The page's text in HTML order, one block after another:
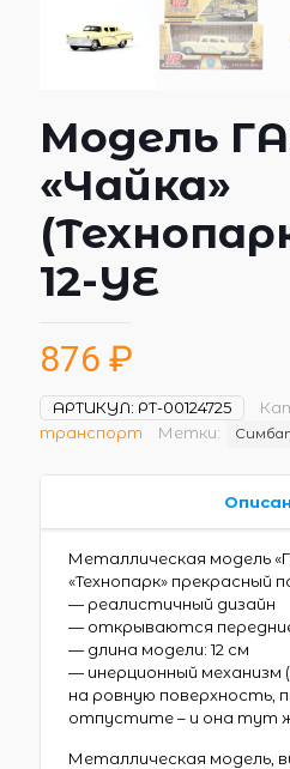
Модель
«Чайка»
12-YE
876 ₽
АРТИКУЛ: РТ-00124725
транспорт
Метки:
Металлическая модель
«Технопарк» прекрасный
— реалистичный дизайн
— открываются
— длина модели: 12 см
— инерционный
на ровную поверхность,
отпустите – и она тут
Металлическая модель,